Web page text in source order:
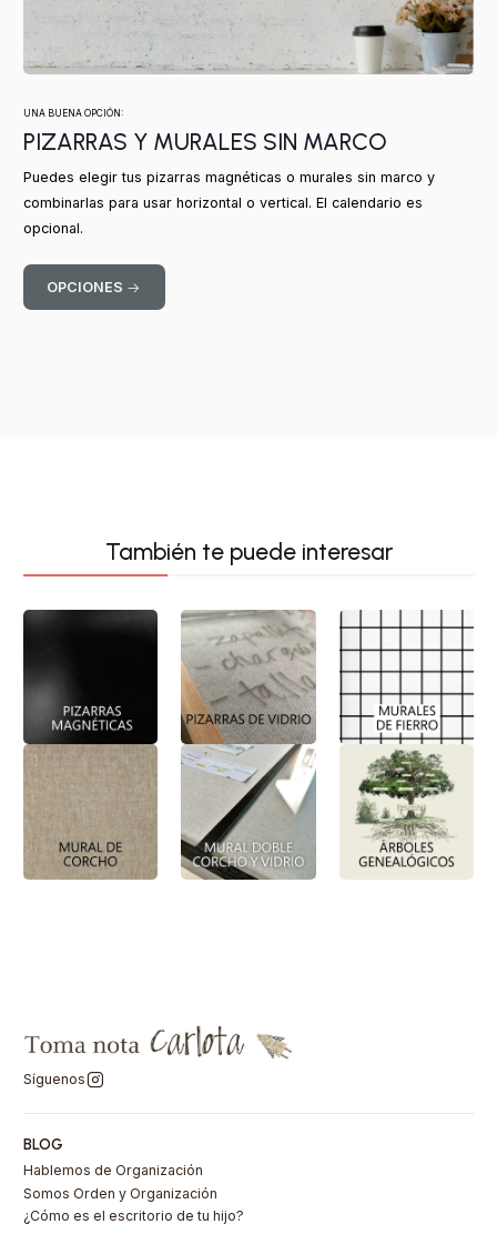
UNA BUENA OPCIÓN:
PIZARRAS Y MURALES SIN MARCO
Puedes elegir tus pizarras magnéticas o murales sin marco y
combinarlas para usar horizontal o vertical. El calendario es
opcional.
OPCIONES
También te puede interesar
Síguenos
BLOG
Hablemos de Organización
Somos Orden y Organización
¿Cómo es el escritorio de tu hijo?